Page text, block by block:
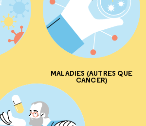
MALADIES (AUTRES QUE
CANCER)